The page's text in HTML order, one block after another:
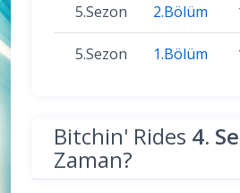
5.Sezon 2.Bölüm
5.Sezon 1.Bölüm
Bitchin' Rides 4.
Zaman?